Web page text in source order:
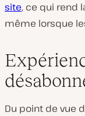
site, ce qui rend
même lorsque
Du point de vue